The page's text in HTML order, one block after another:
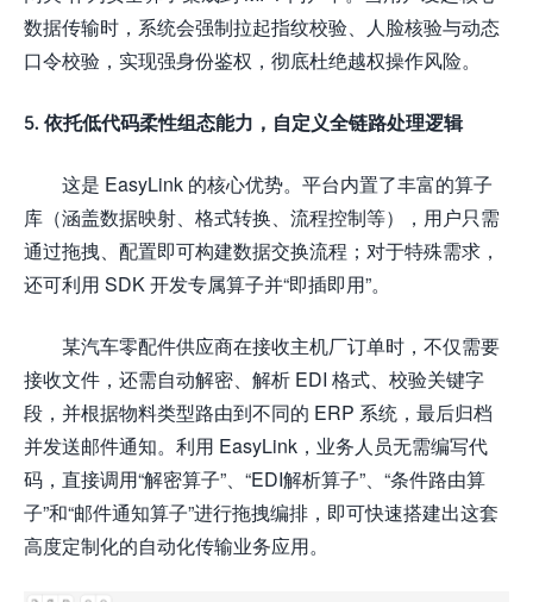
数据传输时，系统会强制拉起指纹校验、人脸核验与动态
口令校验，实现强身份鉴权，彻底杜绝越权操作风险。
5. 依托低代码柔性组态能力，自定义全链路处理逻辑
这是 EasyLink 的核心优势。平台内置了丰富的算子
库（涵盖数据映射、格式转换、流程控制等），用户只需
通过拖拽、配置即可构建数据交换流程；对于特殊需求，
还可利用 SDK 开发专属算子并“即插即用”。
某汽车零配件供应商在接收主机厂订单时，不仅需要
接收文件，还需自动解密、解析 EDI 格式、校验关键字
段，并根据物料类型路由到不同的 ERP 系统，最后归档
并发送邮件通知。利用 EasyLink，业务人员无需编写代
码，直接调用“解密算子”、“EDI解析算子”、“条件路由算
子”和“邮件通知算子”进行拖拽编排，即可快速搭建出这套
高度定制化的自动化传输业务应用。